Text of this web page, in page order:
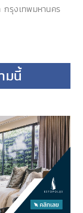
รุงเทพมหานคร